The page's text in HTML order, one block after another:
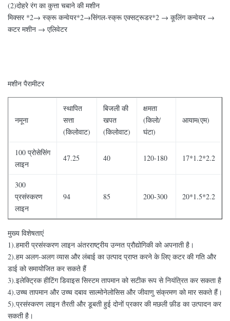
(2)दोहरे रंग का कुत्ता चबाने की मशीन
मिक्सर *2→ स्क्रू कन्वेयर*2→सिंगल-स्क्रू एक्सट्रूडर*2 → कूलिंग कन्वेयर →
कटर मशीन → एलिवेटर
मशीन पैरामीटर
नमूना
स्थापित
सत्ता
(किलोवाट)
बिजली की
खपत
(किलोवाट)
क्षमता
(किलो/
घंटा)
आयाम(एम)
100 प्रोसेसिंग
लाइन
47.25 40 120-180 17*1.2*2.2
300
प्रसंस्करण
लाइन
94 85 200-300 20*1.5*2.2
मुख्य विशेषताएं
1).हमारी प्रसंस्करण लाइन अंतरराष्ट्रीय उन्नत प्रौद्योगिकी को अपनाती है।
2).हम अलग-अलग व्यास और लंबाई का उत्पाद प्राप्त करने के लिए कटर की गति और
डाई को समायोजित कर सकते हैं
3).इलेक्ट्रिक हीटिंग डिवाइस सिस्टम तापमान को सटीक रूप से नियंत्रित कर सकता है
4).उच्च तापमान और उच्च दबाव साल्मोनेलोसिस और जीवाणु संक्रमण को मार सकते हैं।
5).प्रसंस्करण लाइन तैरती और डूबती हुई दोनों प्रकार की मछली फ़ीड का उत्पादन कर
सकती है।